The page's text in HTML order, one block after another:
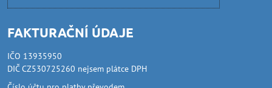
FAKTURAČNÍ ÚDAJE
IČO 13935950
DIČ CZ530725260 nejsem plátce DPH